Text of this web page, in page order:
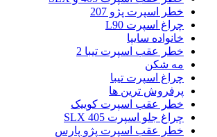
خطر اسپرت پژو 207
چراغ اسپرت L90
خانواده سایپا
خطر عقب اسپرت تیبا 2
مه شکن
چراغ اسپرت تیبا
پرفروش ترین ها
خطر عقب اسپرت کوییک
چراغ جلو اسپرت 405 SLX
خطر عقب اسپرت پژو پارس